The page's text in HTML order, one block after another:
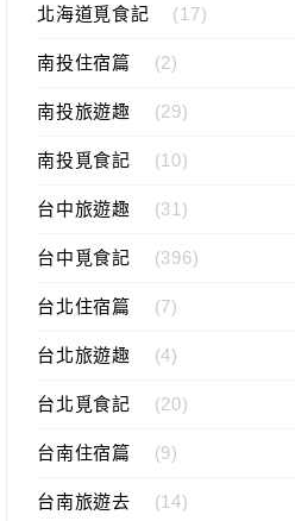
北海道覓食記 (17)
南投住宿篇 (2)
南投旅遊趣 (29)
南投覓食記 (10)
台中旅遊趣 (31)
台中覓食記 (396)
台北住宿篇 (7)
台北旅遊趣 (4)
台北覓食記 (20)
台南住宿篇 (9)
台南旅遊去 (14)